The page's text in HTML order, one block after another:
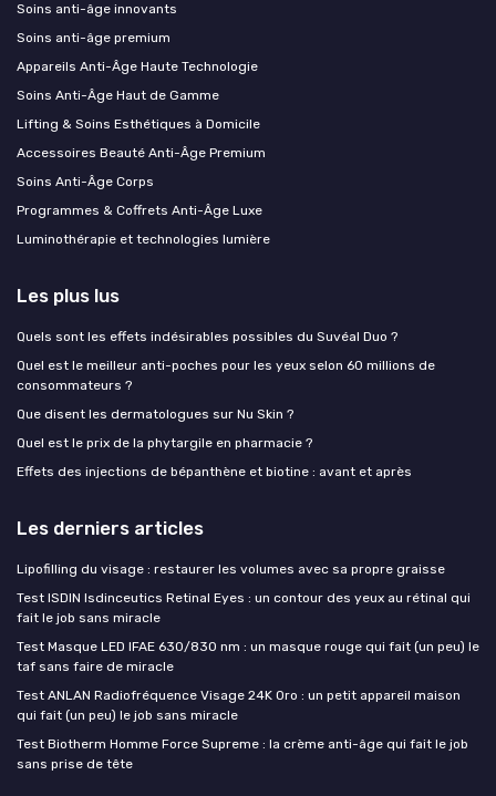
Soins anti-âge innovants
Soins anti-âge premium
Appareils Anti-Âge Haute Technologie
Soins Anti-Âge Haut de Gamme
Lifting & Soins Esthétiques à Domicile
Accessoires Beauté Anti-Âge Premium
Soins Anti-Âge Corps
Programmes & Coffrets Anti-Âge Luxe
Luminothérapie et technologies lumière
Les plus lus
Quels sont les effets indésirables possibles du Suvéal Duo ?
Quel est le meilleur anti-poches pour les yeux selon 60 millions de
consommateurs ?
Que disent les dermatologues sur Nu Skin ?
Quel est le prix de la phytargile en pharmacie ?
Effets des injections de bépanthène et biotine : avant et après
Les derniers articles
Lipofilling du visage : restaurer les volumes avec sa propre graisse
Test ISDIN Isdinceutics Retinal Eyes : un contour des yeux au rétinal qui
fait le job sans miracle
Test Masque LED IFAE 630/830 nm : un masque rouge qui fait (un peu) le
taf sans faire de miracle
Test ANLAN Radiofréquence Visage 24K Oro : un petit appareil maison
qui fait (un peu) le job sans miracle
Test Biotherm Homme Force Supreme : la crème anti-âge qui fait le job
sans prise de tête